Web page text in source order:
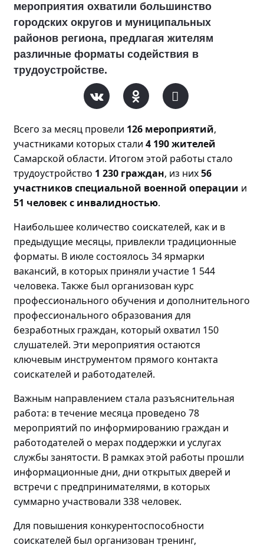
мероприятия охватили большинство
городских округов и муниципальных
районов региона, предлагая жителям
различные форматы содействия в
трудоустройстве.
Всего за месяц провели 126 мероприятий,
участниками которых стали 4 190 жителей
Самарской области. Итогом этой работы стало
трудоустройство 1 230 граждан, из них56
участников специальной военной операции и
51 человек с инвалидностью.
Наибольшее количество соискателей, как и в
предыдущие месяцы, привлекли традиционные
форматы. В июле состоялось 34 ярмарки
вакансий, в которых приняли участие 1 544
человека. Также был организован курс
профессионального обучения и дополнительного
профессионального образования для
безработных граждан, который охватил 150
слушателей. Эти мероприятия остаются
ключевым инструментом прямого контакта
соискателей и работодателей.
Важным направлением стала разъяснительная
работа: в течение месяца проведено 78
мероприятий по информированию граждан и
работодателей о мерах поддержки и услугах
службы занятости. В рамках этой работы прошли
информационные дни, дни открытых дверей и
встречи с предпринимателями, в которых
суммарно участвовали 338 человек.
Для повышения конкурентоспособности
соискателей был организован тренинг,